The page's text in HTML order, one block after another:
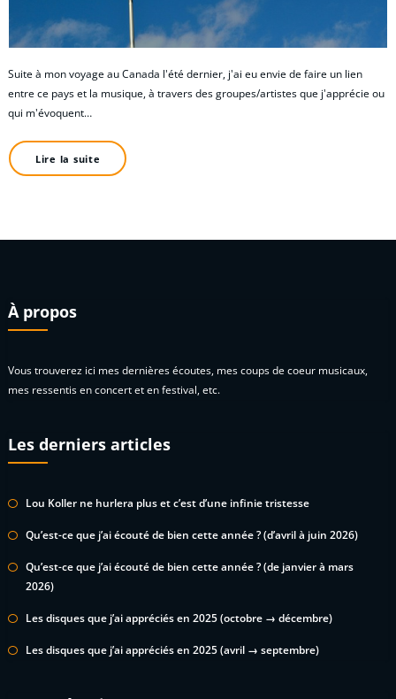
Suite à mon voyage au Canada l'été dernier, j'ai eu envie de faire un lien
entre ce pays et la musique, à travers des groupes/artistes que j'apprécie ou
qui m'évoquent…
Lire la suite
À propos
Vous trouverez ici mes dernières écoutes, mes coups de coeur musicaux,
mes ressentis en concert et en festival, etc.
Les derniers articles
Lou Koller ne hurlera plus et c’est d’une infinie tristesse
Qu’est-ce que j’ai écouté de bien cette année ? (d’avril à juin 2026)
Qu’est-ce que j’ai écouté de bien cette année ? (de janvier à mars
2026)
Les disques que j’ai appréciés en 2025 (octobre → décembre)
Les disques que j’ai appréciés en 2025 (avril → septembre)